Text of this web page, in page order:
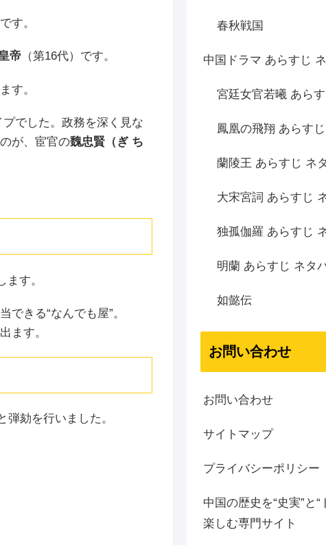
す。
帝 （第16代）です。
す。
でした。政務を深く見な
が、宦官の魏忠賢（ぎ ち
ます。
きる“なんでも屋”。
ます。
劾を行いました。
春秋戦国
中国ドラマ あらすじ
宮廷女官若曦 あら
鳳凰の飛翔 あらす
蘭陵王 あらすじ ネ
大宋宮詞 あらすじ
独孤伽羅 あらすじ
明蘭 あらすじ ネタ
如懿伝
お問い合わせ
お問い合わせ
サイトマップ
プライバシーポリシー
中国の歴史を“史実”と
楽しむ専門サイト